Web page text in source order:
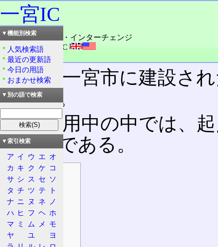
一宮IC
読み：いちのみや・インターチェンジ
外語：Ichinomiya IC
品詞：その他地名
愛知県一宮市に建設さ
ェンジ。
現在供用中の中では、
ェンジである。
目次
ICの情報
位置情報
所属路線名
接続路線名
出口案内標識
▼機能別検索
人気検索語
最近の更新語
今日の用語
おまかせ検索
▼別の語で検索
▼索引検索
ア イ ウ エ オ
カ キ ク ケ コ
サ シ ス セ ソ
タ チ ツ テ
ト
ナ ニ ヌ ネ
ノ
ハ ヒ フ ヘ ホ
マ ミ ム メ
モ
ヤ
ユ
ヨ